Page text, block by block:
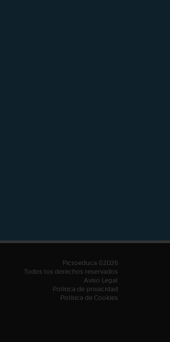
Pictoeduca ©2026
Todos los derechos reservados
Aviso Legal
Política de privacidad
Política de Cookies